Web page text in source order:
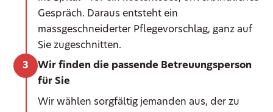
Gespräch. Daraus entsteht ein
massgeschneiderter Pflegevorschlag, ganz auf
Sie zugeschnitten.
Wir finden die passende Betreuungsperson
für Sie
Wir wählen sorgfältig jemanden aus, der zu